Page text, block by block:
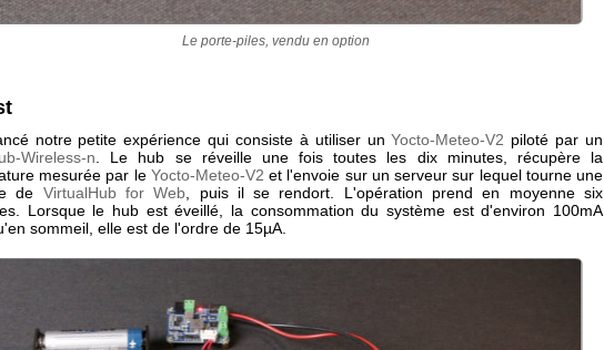
Le porte-piles, vendu en option
notre petite expérience qui consiste à utiliser unYocto-Meteo-V2 piloté par un
Wireless-n . Le hub se réveille une fois toutes les dix minutes, récupère la
mesurée par le Yocto-Meteo-V2 et l'envoie sur un serveur sur lequel tourne une
de VirtualHub for Web , puis il se rendort. L'opération prend en moyenne six
Lorsque le hub est éveillé, la consommation du système est d'environ 100mA
sommeil, elle est de l'ordre de 15µA.